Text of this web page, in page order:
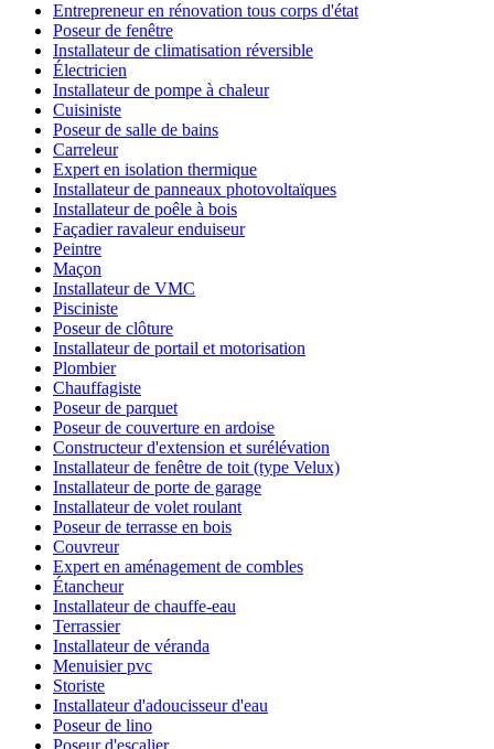
Entrepreneur en rénovation tous corps d'état
Poseur de fenêtre
Installateur de climatisation réversible
Électricien
Installateur de pompe à chaleur
Cuisiniste
Poseur de salle de bains
Carreleur
Expert en isolation thermique
Installateur de panneaux photovoltaïques
Installateur de poêle à bois
Façadier ravaleur enduiseur
Peintre
Maçon
Installateur de VMC
Pisciniste
Poseur de clôture
Installateur de portail et motorisation
Plombier
Chauffagiste
Poseur de parquet
Poseur de couverture en ardoise
Constructeur d'extension et surélévation
Installateur de fenêtre de toit (type Velux)
Installateur de porte de garage
Installateur de volet roulant
Poseur de terrasse en bois
Couvreur
Expert en aménagement de combles
Étancheur
Installateur de chauffe-eau
Terrassier
Installateur de véranda
Menuisier pvc
Storiste
Installateur d'adoucisseur d'eau
Poseur de lino
Poseur d'escalier